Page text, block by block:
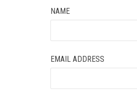
NAME
EMAIL ADDRESS